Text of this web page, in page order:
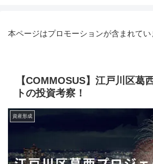
本ページはプロモーションが含まれてい
【COMMOSUS】江戸川区葛
トの投資考察！
資産形成